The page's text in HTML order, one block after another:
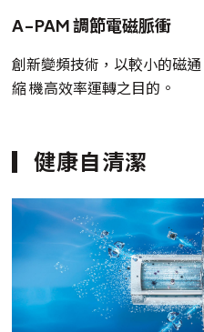
A-PAM 調節電磁脈衝
創新變頻技術，以較小的磁
縮 機高效率運轉之目的。
健康自清潔